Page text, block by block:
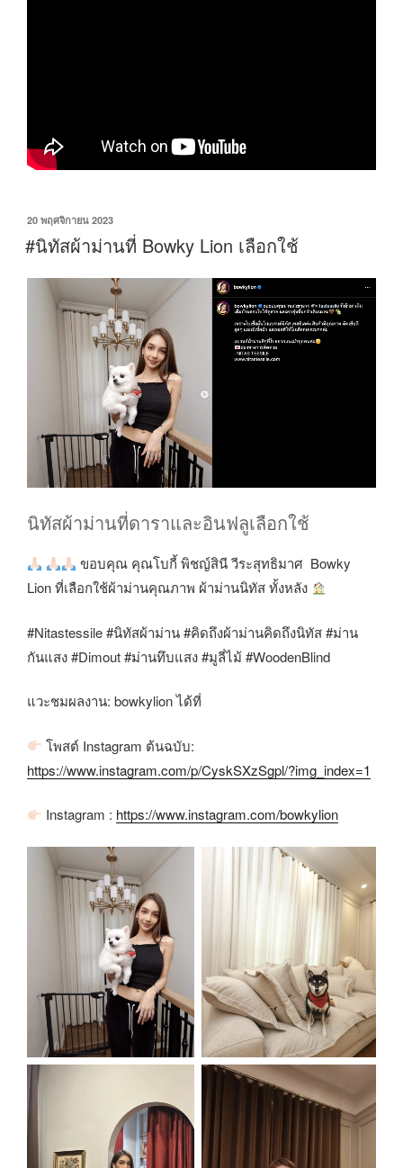
20 พฤศจิกายน 2023
#นิทัสผ้าม่านที่ Bowky Lion เลือกใช้
นิทัสผ้าม่านที่ดาราและอินฟลูเลือกใช้
ขอบคุณ คุณโบกี้ พิชญ์สินี วีระสุทธิมาศ Bowky
Lion ที่เลือกใช้ผ้าม่านคุณภาพ ผ้าม่านนิทัส ทั้งหลัง
#Nitastessile #นิทัสผ้าม่าน #คิดถึงผ้าม่านคิดถึงนิทัส #ม่าน
กันแสง #Dimout #ม่านทึบแสง #มูลี่ไม้ #WoodenBlind
แวะชมผลงาน: bowkylion ได้ที่
โพสต์ Instagram ต้นฉบับ:
https://www.instagram.com/p/CyskSXzSgpl/?img_index=1
Instagram : https://www.instagram.com/bowkylion